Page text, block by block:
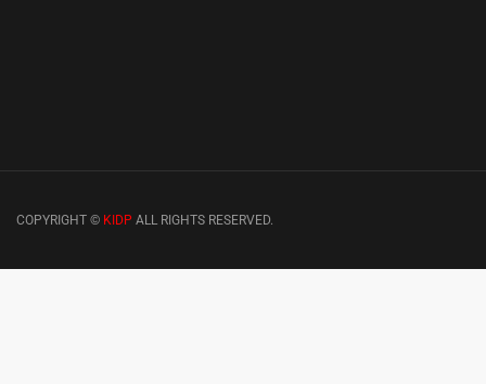
COPYRIGHT © KIDP ALL RIGHTS RESERVED.